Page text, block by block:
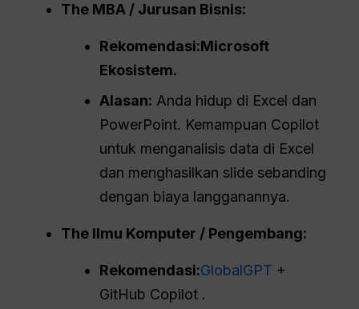
The MBA / Jurusan Bisnis:
Rekomendasi:Microsoft
Ekosistem.
Alasan: Anda hidup di Excel dan
PowerPoint. Kemampuan Copilot
untuk menganalisis data di Excel
dan menghasilkan slide sebanding
dengan biaya langganannya.
The Ilmu Komputer / Pengembang:
Rekomendasi:GlobalGPT +
GitHub Copilot .